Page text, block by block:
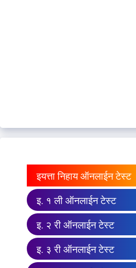
इयत्ता निहाय ऑनलाईन टेस्ट
इ. १ ली ऑनलाईन टेस्ट
इ. २ री ऑनलाईन टेस्ट
इ. ३ री ऑनलाईन टेस्ट